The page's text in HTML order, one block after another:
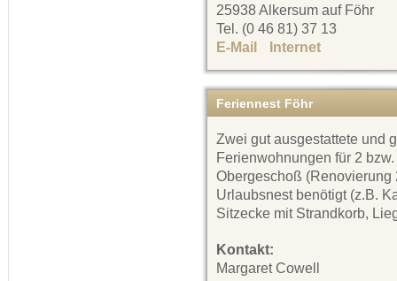
25938 Alkersum auf Föhr
Tel. (0 46 81) 37 13
E-Mail
Internet
Feriennest Föhr
Zwei gut ausgestattete und
Ferienwohnungen für 2
Obergeschoß (Renovierung
Urlaubsnest benötigt (z.B.
Sitzecke mit Strandkorb,
Kontakt:
Margaret Cowell